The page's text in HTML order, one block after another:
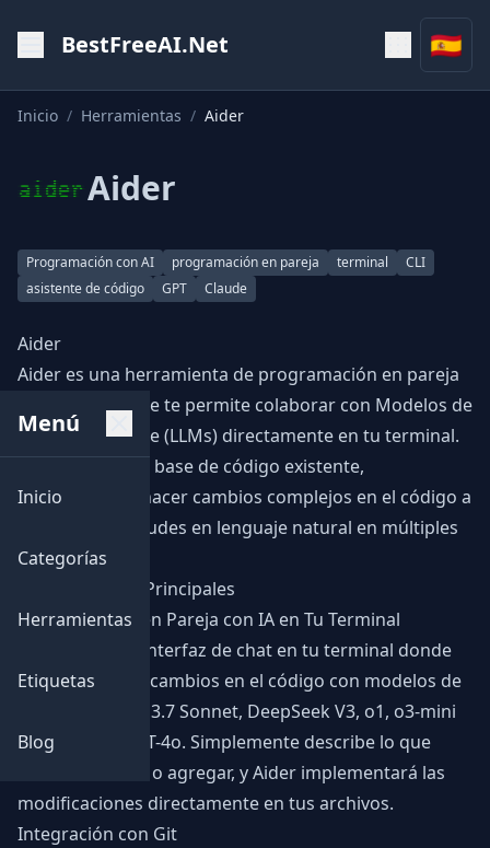
BestFreeAI.Net 🇪🇸
Menú
Inicio
Categorías
Herramientas
Etiquetas
Blog
Inicio / Herramientas / Aider
Aider
Programación con AI programación en pareja terminal
CLI
asistente de código
GPT Claude
Aider
Aider es una herramienta de programación en pareja
basada en IA que te permite colaborar con Modelos de
Lenguaje Grande (LLMs) directamente en tu terminal.
Funciona con tu base de código existente,
permitiéndote hacer cambios complejos en el código a
través de solicitudes en lenguaje natural en múltiples
archivos.
Características Principales
Programación en Pareja con IA en Tu Terminal
Aider crea una interfaz de chat en tu terminal donde
puedes discutir cambios en el código con modelos de
IA como Claude 3.7 Sonnet, DeepSeek V3, o1, o3-mini
de OpenAI y GPT-4o. Simplemente describe lo que
deseas cambiar o agregar, y Aider implementará las
modificaciones directamente en tus archivos.
Integración con Git